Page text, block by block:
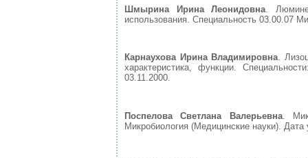
Шмырина Ирина Леонидовна .
использования. Специальность 03.00.07
Карнаухова Ирина Владимировна.
характеристика, функции.
03.11.2000.
Поспелова Светлана Валерьевна.
Микробиология (Медицинские науки). Дата